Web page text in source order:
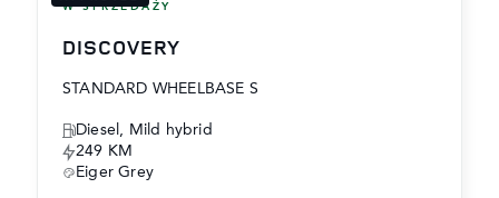
W SPRZEDAŻY
DISCOVERY
STANDARD WHEELBASE S
Diesel, Mild hybrid
249 KM
Eiger Grey